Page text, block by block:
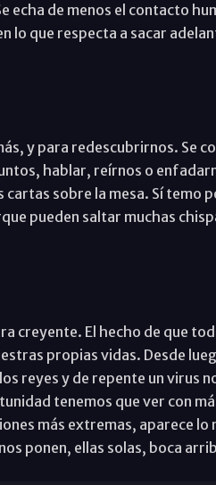
echa de menos el contacto
lo que respecta a sacar
y para redescubrirnos. Se
hablar, reírnos o
sobre la mesa. Sí temo
pueden saltar muchas
creyente. El hecho de que
propias vidas. Desde
reyes y de repente un virus
tenemos que ver con
más extremas, aparece lo
ponen, ellas solas, boca